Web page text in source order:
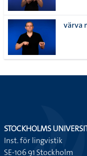
värva
STOCKHOLMS
Inst. för lingvistik
SE-106 91 Stockholm